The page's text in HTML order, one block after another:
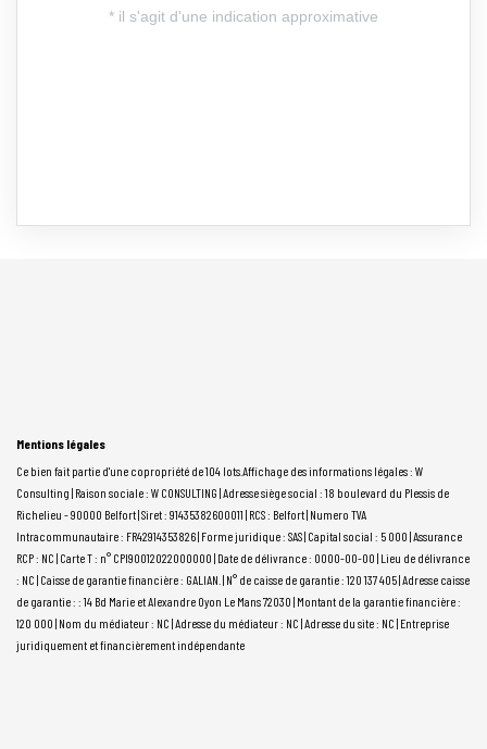
Mentions légales
Ce bien fait partie d'une copropriété de 104 lots.Affichage des informations légales : W
Consulting | Raison sociale : W CONSULTING | Adresse siège social : 18 boulevard du Plessis de
Richelieu - 90000 Belfort | Siret : 91435382600011 | RCS : Belfort | Numero TVA
Intracommunautaire : FR42914353826 | Forme juridique : SAS | Capital social : 5 000 | Assurance
RCP : NC | Carte T : n° CPI90012022000000 | Date de délivrance : 0000-00-00 | Lieu de délivrance
: NC | Caisse de garantie financière : GALIAN. | N° de caisse de garantie : 120 137 405 | Adresse caisse
de garantie : : 14 Bd Marie et Alexandre Oyon Le Mans 72030 | Montant de la garantie financière :
120 000 | Nom du médiateur : NC | Adresse du médiateur : NC | Adresse du site : NC | Entreprise
juridiquement et financièrement indépendante